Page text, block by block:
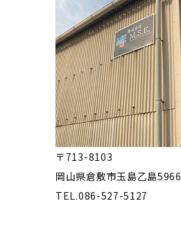
〒713-8103
岡山県倉敷市玉島乙島5966
TEL.086-527-5127